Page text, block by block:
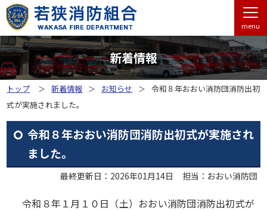
menu
新着情報
トップ 新着情報 お知らせ
令和８年おおい消防団消防出初
式が実施されました。
令和８年おおい消防団消防出初式が実施され
ました。
最終更新日：2026年01月14日 担当：おおい消防団
令和８年１月１０日（土）おおい消防団消防出初式が